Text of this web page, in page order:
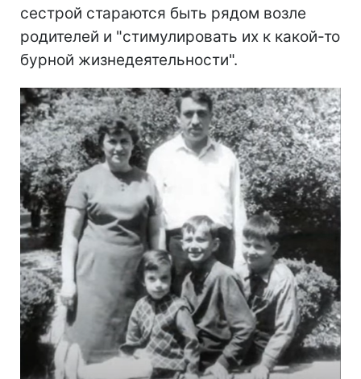
сестрой стараются быть рядом возле
родителей и "стимулировать их к какой-то
бурной жизнедеятельности".